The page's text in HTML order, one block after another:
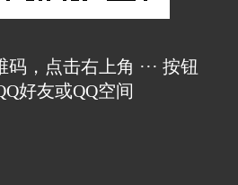
，点击右上角 ··· 按钮
好友或QQ空间